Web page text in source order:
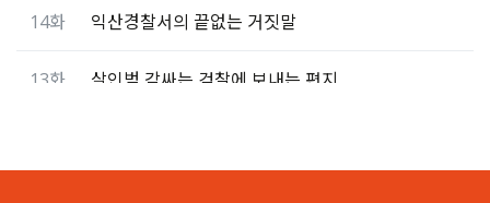
14화 익산경찰서의 끝없는 거짓말
13화 살인범 감싸는 검찰에 보내는 편지